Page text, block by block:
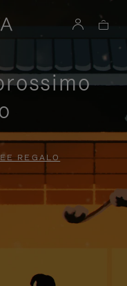
REGALO